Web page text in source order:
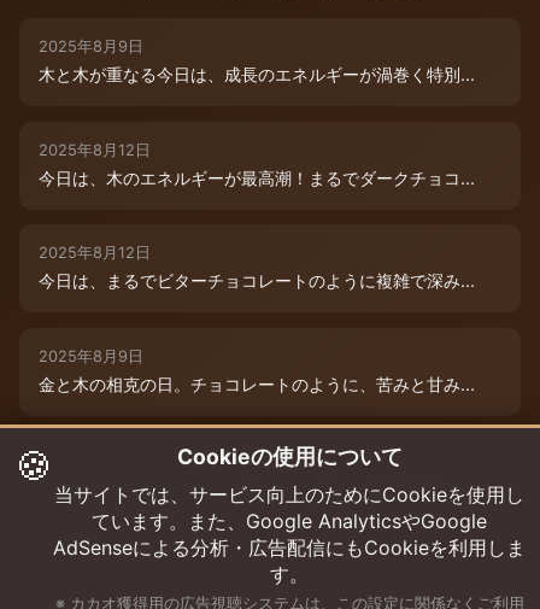
2025年8月9日
木と木が重なる今日は、成長のエネルギーが渦巻く特別...
2025年8月12日
今日は、木のエネルギーが最高潮！まるでダークチョコ...
2025年8月12日
今日は、まるでビターチョコレートのように複雑で深み...
2025年8月9日
金と木の相克の日。チョコレートのように、苦みと甘み...
2025年8月12日
本日は、木のエネルギーが重なり、成長と可能性の扉が...
🍪 Cookieの使用について
当サイトでは、サービス向上のためにCookieを使用し
ています。また、Google AnalyticsやGoogle
AdSenseによる分析・広告配信にもCookieを利用しま
す。
※ カカオ獲得用の広告視聴システムは、この設定に関係なくご利用